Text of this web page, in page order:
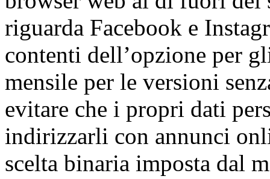
riguarda Facebook e
contenti dell’opzione per
mensile per le versioni
evitare che i propri dati
indirizzarli con annunci
scelta binaria imposta dal